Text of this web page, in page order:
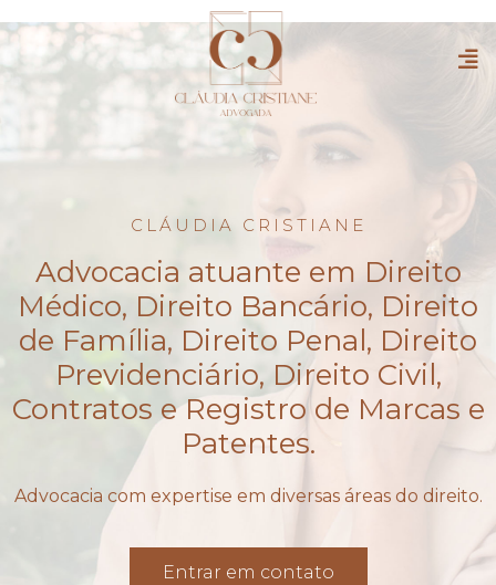
CLÁUDIA CRISTIANE
Advocacia atuante em Direito
Médico, Direito Bancário, Direito
de Família, Direito Penal, Direito
Previdenciário, Direito Civil,
Contratos e Registro de Marcas e
Patentes.
Advocacia com expertise em diversas áreas do direito.
Entrar em contato